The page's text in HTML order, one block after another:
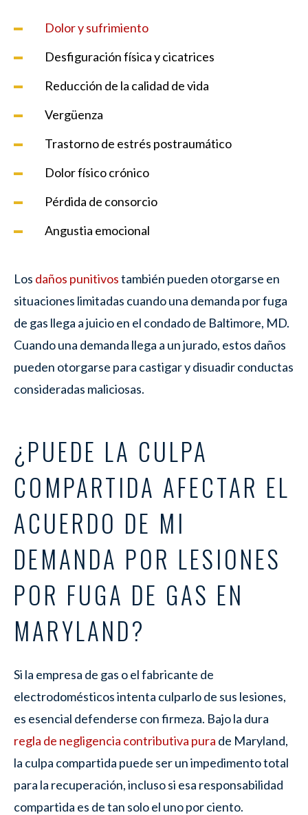
Dolor y sufrimiento
Desfiguración física y cicatrices
Reducción de la calidad de vida
Vergüenza
Trastorno de estrés postraumático
Dolor físico crónico
Pérdida de consorcio
Angustia emocional
Los daños punitivostambién pueden otorgarse en
situaciones limitadas cuando una demanda por fuga
de gas llega a juicio en el condado de Baltimore, MD.
Cuando una demanda llega a un jurado, estos daños
pueden otorgarse para castigar y disuadir conductas
consideradas maliciosas.
¿PUEDE LA CULPA
COMPARTIDA AFECTAR EL
ACUERDO DE MI
DEMANDA POR LESIONES
POR FUGA DE GAS EN
MARYLAND?
Si la empresa de gas o el fabricante de
electrodomésticos intenta culparlo de sus lesiones,
es esencial defenderse con firmeza. Bajo la dura
regla de negligencia contributiva pura de Maryland,
la culpa compartida puede ser un impedimento total
para la recuperación, incluso si esa responsabilidad
compartida es de tan solo el uno por ciento.